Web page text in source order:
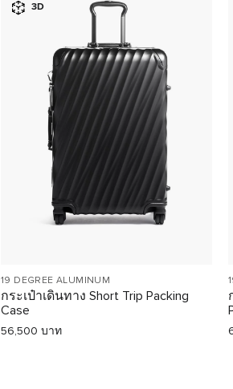
3D
19 DEGREE ALUMINUM
กระเป๋าเดินทาง Short Trip Packing
Case
56,500 บาท